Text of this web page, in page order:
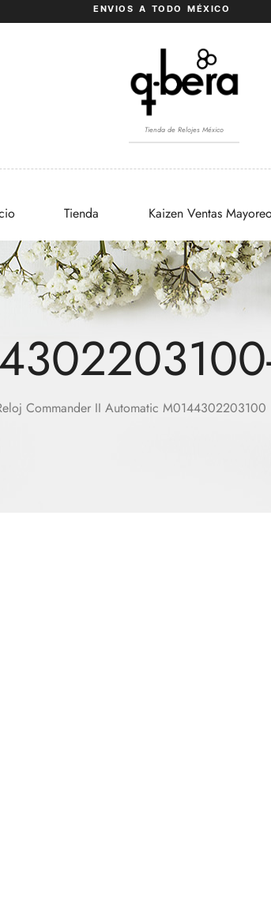
ENVIOS A TODO MÉXICO
Tienda de Relojes México
Tienda Kaizen Ventas
Commander II Automatic M0144302203100